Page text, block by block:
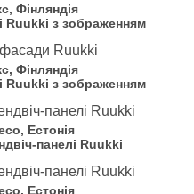
Фінляндія
Ruukki з зображенням
Фінляндія
Ruukki з зображенням
Естонія
панелі Ruukki
Естонія